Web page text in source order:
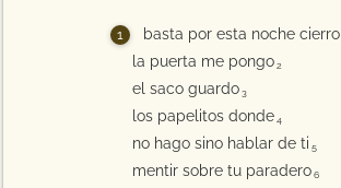
basta por esta noche cierro
la puerta me pongo 2
el saco guardo 3
los papelitos donde 4
no hago sino hablar de ti 5
mentir sobre tu paradero 6